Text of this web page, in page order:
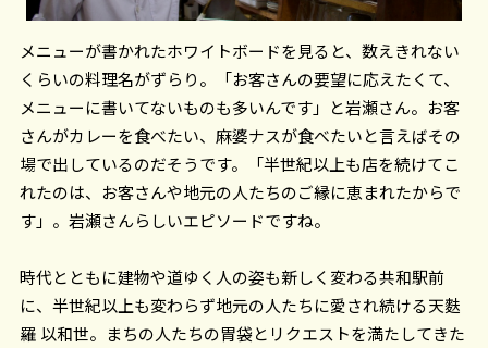
メニューが書かれたホワイトボードを見ると、数えきれない
くらいの料理名がずらり。「お客さんの要望に応えたくて、
メニューに書いてないものも多いんです」と岩瀬さん。お客
さんがカレーを食べたい、麻婆ナスが食べたいと言えばその
場で出しているのだそうです。「半世紀以上も店を続けてこ
れたのは、お客さんや地元の人たちのご縁に恵まれたからで
す」。岩瀬さんらしいエピソードですね。
時代とともに建物や道ゆく人の姿も新しく変わる共和駅前
に、半世紀以上も変わらず地元の人たちに愛され続ける天麩
羅 以和世。まちの人たちの胃袋とリクエストを満たしてきた